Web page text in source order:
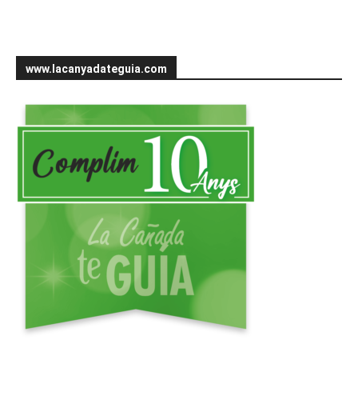
www.lacanyadateguia.com